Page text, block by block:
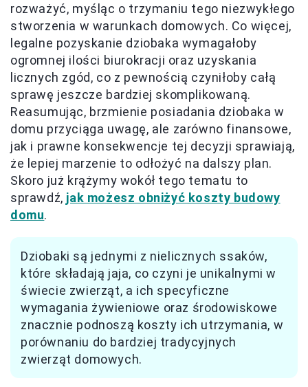
rozważyć, myśląc o trzymaniu tego niezwykłego
stworzenia w warunkach domowych. Co więcej,
legalne pozyskanie dziobaka wymagałoby
ogromnej ilości biurokracji oraz uzyskania
licznych zgód, co z pewnością czyniłoby całą
sprawę jeszcze bardziej skomplikowaną.
Reasumując, brzmienie posiadania dziobaka w
domu przyciąga uwagę, ale zarówno finansowe,
jak i prawne konsekwencje tej decyzji sprawiają,
że lepiej marzenie to odłożyć na dalszy plan.
Skoro już krążymy wokół tego tematu to
sprawdź, jak możesz obniżyć koszty budowy
domu.
Dziobaki są jednymi z nielicznych ssaków,
które składają jaja, co czyni je unikalnymi w
świecie zwierząt, a ich specyficzne
wymagania żywieniowe oraz środowiskowe
znacznie podnoszą koszty ich utrzymania, w
porównaniu do bardziej tradycyjnych
zwierząt domowych.